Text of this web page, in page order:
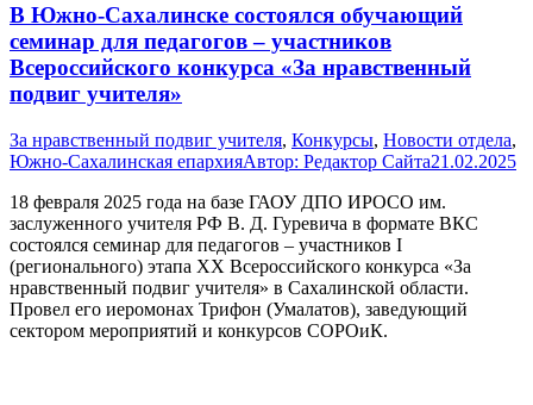
В Южно-Сахалинске состоялся обучающий
семинар для педагогов – участников
Всероссийского конкурса «За нравственный
подвиг учителя»
За нравственный подвиг учителя, Конкурсы, Новости отдела,
Южно-Сахалинская епархияАвтор: Редактор Сайта21.02.2025
18 февраля 2025 года на базе ГАОУ ДПО ИРОСО им.
заслуженного учителя РФ В. Д. Гуревича в формате ВКС
состоялся семинар для педагогов – участников I
(регионального) этапа XX Всероссийского конкурса «За
нравственный подвиг учителя» в Сахалинской области.
Провел его иеромонах Трифон (Умалатов), заведующий
сектором мероприятий и конкурсов СОРОиК.